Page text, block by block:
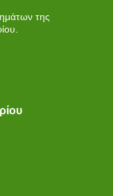
της